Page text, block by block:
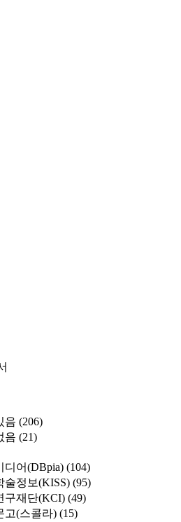
음 (206)
음 (21)
디어(DBpia) (104)
술정보(KISS) (95)
구재단(KCI) (49)
고(스콜라) (15)